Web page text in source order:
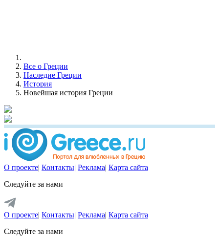
Все о Греции
Наследие Греции
История
Новейшая история Греции
О проекте| Контакты| Реклама| Карта сайта
Следуйте за нами
О проекте| Контакты| Реклама| Карта сайта
Следуйте за нами